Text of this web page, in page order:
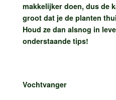
makkelijker doen, dus de
groot dat je de planten
Houd ze dan alsnog in
onderstaande tips!
Vochtvanger